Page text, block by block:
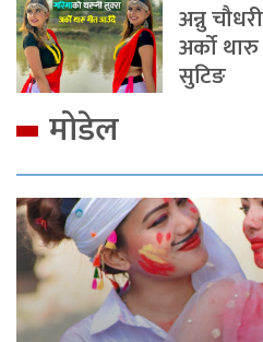
अन्नु
अर्को
सुटिङ
मोडेल